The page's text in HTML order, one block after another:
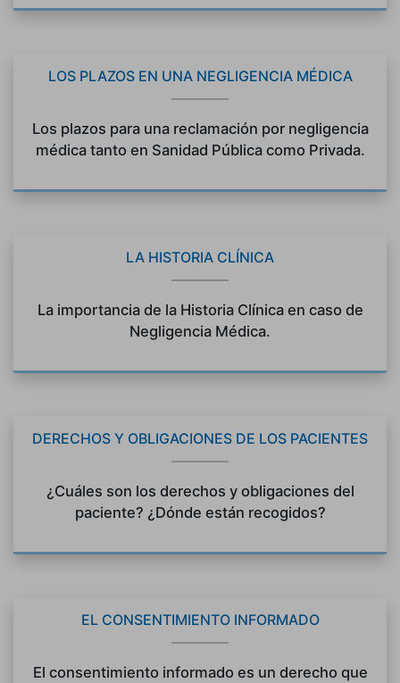
LOS PLAZOS EN UNA NEGLIGENCIA MÉDICA
Los plazos para una reclamación por negligencia
médica tanto en Sanidad Pública como Privada.
LA HISTORIA CLÍNICA
La importancia de la Historia Clínica en caso de
Negligencia Médica.
DERECHOS Y OBLIGACIONES DE LOS PACIENTES
¿Cuáles son los derechos y obligaciones del
paciente? ¿Dónde están recogidos?
EL CONSENTIMIENTO INFORMADO
El consentimiento informado es un derecho que